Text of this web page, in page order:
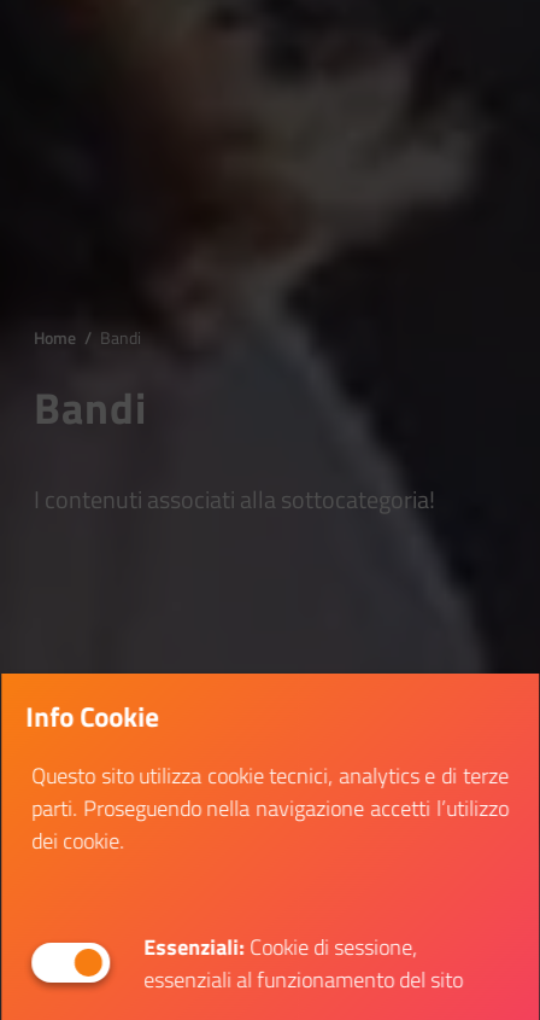
Home / Bandi
Bandi
I contenuti associati alla sottocategoria!
Info Cookie
Questo sito utilizza cookie tecnici, analytics e di terze
parti. Proseguendo nella navigazione accetti l’utilizzo
dei cookie.
Essenziali:Cookie di sessione,
essenziali al funzionamento del sito